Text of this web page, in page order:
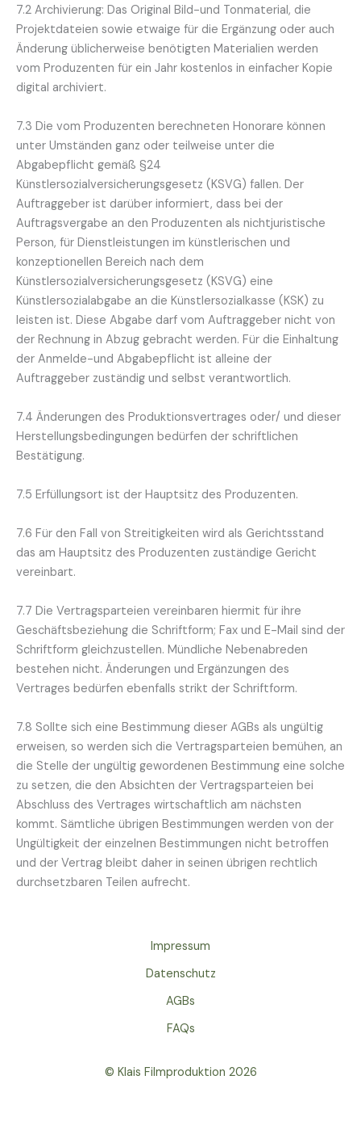
7.2 Archivierung: Das Original Bild-und Tonmaterial, die
Projektdateien sowie etwaige für die Ergänzung oder auch
Änderung üblicherweise benötigten Materialien werden
vom Produzenten für ein Jahr kostenlos in einfacher Kopie
digital archiviert.
7.3 Die vom Produzenten berechneten Honorare können
unter Umständen ganz oder teilweise unter die
Abgabepflicht gemäß §24
Künstlersozialversicherungsgesetz (KSVG) fallen. Der
Auftraggeber ist darüber informiert, dass bei der
Auftragsvergabe an den Produzenten als nichtjuristische
Person, für Dienstleistungen im künstlerischen und
konzeptionellen Bereich nach dem
Künstlersozialversicherungsgesetz (KSVG) eine
Künstlersozialabgabe an die Künstlersozialkasse (KSK) zu
leisten ist. Diese Abgabe darf vom Auftraggeber nicht von
der Rechnung in Abzug gebracht werden. Für die Einhaltung
der Anmelde-und Abgabepflicht ist alleine der
Auftraggeber zuständig und selbst verantwortlich.
7.4 Änderungen des Produktionsvertrages oder/ und dieser
Herstellungsbedingungen bedürfen der schriftlichen
Bestätigung.
7.5 Erfüllungsort ist der Hauptsitz des Produzenten.
7.6 Für den Fall von Streitigkeiten wird als Gerichtsstand
das am Hauptsitz des Produzenten zuständige Gericht
vereinbart.
7.7 Die Vertragsparteien vereinbaren hiermit für ihre
Geschäftsbeziehung die Schriftform; Fax und E-Mail sind der
Schriftform gleichzustellen. Mündliche Nebenabreden
bestehen nicht. Änderungen und Ergänzungen des
Vertrages bedürfen ebenfalls strikt der Schriftform.
7.8 Sollte sich eine Bestimmung dieser AGBs als ungültig
erweisen, so werden sich die Vertragsparteien bemühen, an
die Stelle der ungültig gewordenen Bestimmung eine solche
zu setzen, die den Absichten der Vertragsparteien bei
Abschluss des Vertrages wirtschaftlich am nächsten
kommt. Sämtliche übrigen Bestimmungen werden von der
Ungültigkeit der einzelnen Bestimmungen nicht betroffen
und der Vertrag bleibt daher in seinen übrigen rechtlich
durchsetzbaren Teilen aufrecht.
Impressum
Datenschutz
AGBs
FAQs
© Klais Filmproduktion 2026